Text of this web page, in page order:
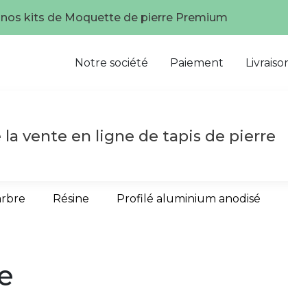
meilleurs prix, Faites confiance à un spécialiste!
Notre société Paiement
vente en ligne de tapis de pierre
Résine Profilé aluminium anodisé